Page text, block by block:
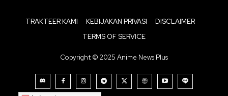
TRAKTEER KAMI KEBIJAKAN PRIVASI
DISCLAIMER
TERMS OF SERVICE
Copyright © 2025 Anime News Plus